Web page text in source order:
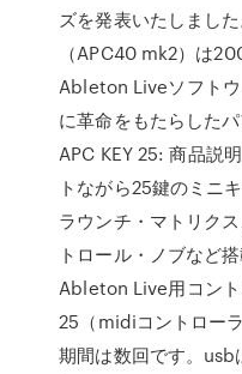
ズを発表いたしまし
（APC40 mk2）は
Ableton Liveソフト
に革命をもたらした
APC KEY 25: 商品説
トながら25鍵のミニ
ラウンチ・マトリク
トロール・ノブなど
Ableton Live用コン
25（midiコントロー
期間は数回です。usb